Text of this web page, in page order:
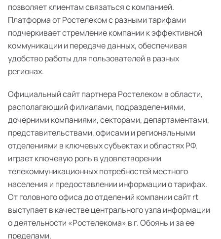
позволяет клиентам связаться с компанией.
Платформа от Ростелеком с разными тарифами
подчеркивает стремление компании к эффективной
коммуникации и передаче данных, обеспечивая
удобство работы для пользователей в разных
регионах.
Официальный сайт партнера Ростелеком в области,
располагающий филиалами, подразделениями,
дочерними компаниями, секторами, департаментами,
представительствами, офисами и региональными
отделениями в ключевых субъектах и областях РФ,
играет ключевую роль в удовлетворении
телекоммуникационных потребностей местного
населения и предоставлении информации о тарифах.
От головного офиса до отделений компании сайт rt
выступает в качестве центрального узла информации
о деятельности «Ростелекома» в г. Обоянь и за ее
пределами.